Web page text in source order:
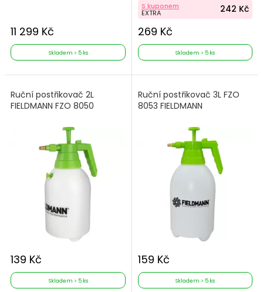
11 299 Kč
Skladem > 5 ks
S kuponem
EXTRA 242 Kč
269 Kč
Skladem > 5 ks
Ruční postřikovač 2L
FIELDMANN FZO 8050
139 Kč
Skladem > 5 ks
Ruční postřikovač 3L FZO
8053 FIELDMANN
159 Kč
Skladem > 5 ks